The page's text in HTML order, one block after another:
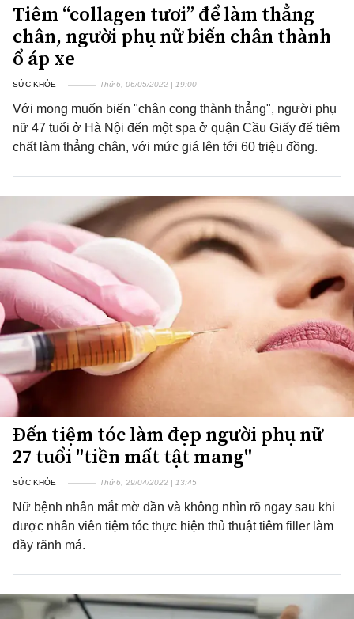
Tiêm “collagen tươi” để làm thẳng
chân, người phụ nữ biến chân thành
ổ áp xe
SỨC KHỎE Thứ 6, 06/05/2022 | 19:00
Với mong muốn biến "chân cong thành thẳng", người phụ
nữ 47 tuổi ở Hà Nội đến một spa ở quận Cầu Giấy để tiêm
chất làm thẳng chân, với mức giá lên tới 60 triệu đồng.
Đến tiệm tóc làm đẹp người phụ nữ
27 tuổi "tiền mất tật mang"
SỨC KHỎE Thứ 6, 29/04/2022 | 13:45
Nữ bệnh nhân mắt mờ dần và không nhìn rõ ngay sau khi
được nhân viên tiệm tóc thực hiện thủ thuật tiêm filler làm
đầy rãnh má.